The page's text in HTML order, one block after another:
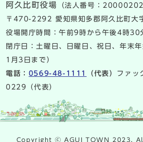
阿久比町役場
（法人番号：
〒470-2292 愛知県知多郡阿久比町大
役場開庁時間：午前9時から午後4時30
閉庁日：土曜日、日曜日、祝日、年末
1月3日まで）
電話： 0569-48-1111 （代表） ファ
0229（代表）
Copyright ⓒ AGUI TOWN 2023.